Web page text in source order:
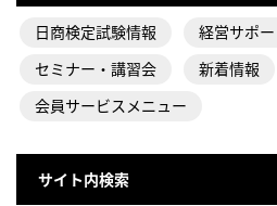
日商検定試験情報
経営サポ
セミナー・講習会
新着情報
会員サービスメニュー
サイト内検索